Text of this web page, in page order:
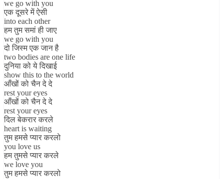
we go with you
एक दूसरे में ऐसी
into each other
हम तुम समां ही जाए
we go with you
दो जिस्म एक जान है
two bodies are one life
दुनिया को ये दिखाई
show this to the world
आँखों को चैन दे दे
rest your eyes
आँखों को चैन दे दे
rest your eyes
दिल बेकरार करले
heart is waiting
तुम हमसे प्यार करलो
you love us
हम तुमसे प्यार करले
we love you
तुम हमसे प्यार करलो